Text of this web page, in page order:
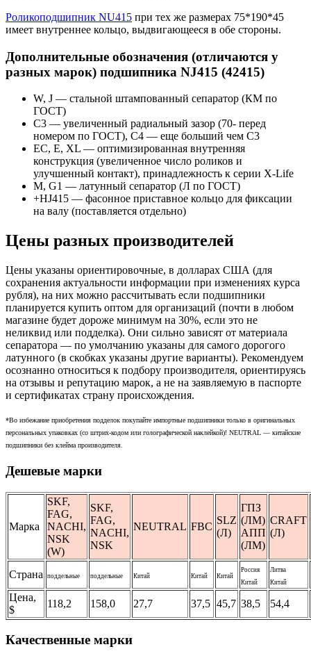
Роликоподшипник NU415 при тех же размерах 75*190*45
имеет внутреннее кольцо, выдвигающееся в обе стороны.
Дополнительные обозначения (отличаются у
разных марок) подшипника NJ415 (42415)
W, J — стальной штампованный сепаратор (КМ по
ГОСТ)
С3 — увеличенный радиальный зазор (70- перед
номером по ГОСТ), C4 — еще больший чем C3
EC, E, XL — оптимизированная внутренняя
конструкция (увеличенное число роликов и
улучшенный контакт), принадлежность к серии X-Life
М, G1 — латунный сепаратор (Л по ГОСТ)
+HJ415 — фасонное приставное кольцо для фиксации
на валу (поставляется отдельно)
Цены разных производителей
Цены указаны ориентировочные, в долларах США (для
сохранения актуальности информации при изменениях курса
рубля), на них можно рассчитывать если подшипники
планируется купить оптом для организаций (почти в любом
магазине будет дороже минимум на 30%, если это не
неликвид или подделка). Они сильно зависят от материала
сепаратора — по умолчанию указаны для самого дорогого
латунного (в скобках указаны другие варианты). Рекомендуем
осознанно относиться к подбору производителя, ориентируясь
на отзывы и репутацию марок, а не на заявляемую в паспорте
и сертификатах страну происхождения.
*Во избежание приобретения подделок покупайте импортные подшипники только в оригинальных
персональных упаковках (со штрих-кодом или голографической наклейкой)! NEUTRAL — китайские
подшипники без клейма производителя.
Дешевые марки
Марка
SKF,
FAG,
NACHI,
NSK
(W)
SKF,
FAG,
NACHI,
NSK
NEUTRAL FBC
SLZ
(Л)
ГПЗ
(ЛМ)
АПП
(ЛМ)
CRAFT
(Л)
Страна поддельные поддельные Китай Китай Китай
Россия
Китай
Литва
Китай
Цена,
$
118,2 158,0 27,7 37,5 45,7 38,5 54,4
Качественные марки